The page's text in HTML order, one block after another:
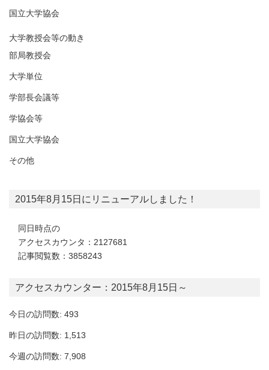
国立大学協会
大学教授会等の動き
部局教授会
大学単位
学部長会議等
学協会等
国立大学協会
その他
2015年8月15日にリニューアルしました！
同日時点の
アクセスカウンタ：2127681
記事閲覧数：3858243
アクセスカウンター：2015年8月15日～
今日の訪問数: 493
昨日の訪問数: 1,513
今週の訪問数: 7,908